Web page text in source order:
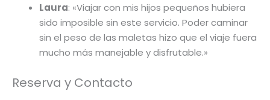
Laura: «Viajar con mis hijos pequeños hubiera
sido imposible sin este servicio. Poder caminar
sin el peso de las maletas hizo que el viaje fuera
mucho más manejable y disfrutable.»
Reserva y Contacto